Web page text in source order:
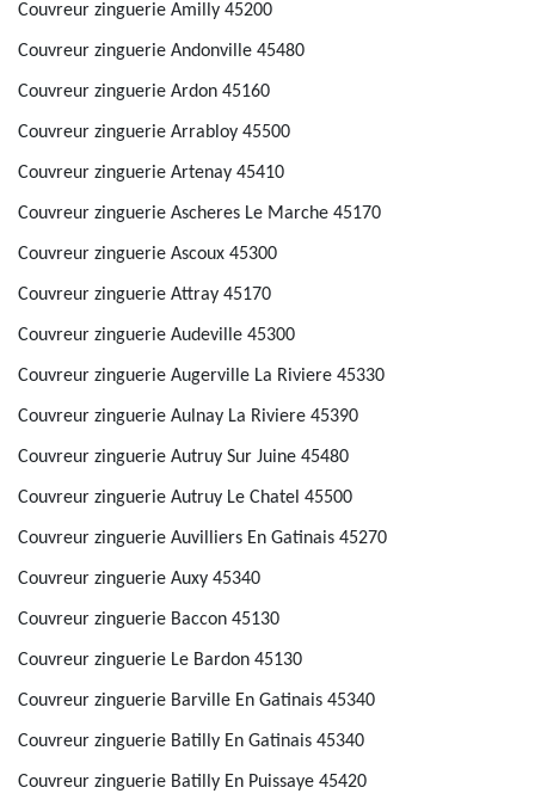
Couvreur zinguerie Amilly 45200
Couvreur zinguerie Andonville 45480
Couvreur zinguerie Ardon 45160
Couvreur zinguerie Arrabloy 45500
Couvreur zinguerie Artenay 45410
Couvreur zinguerie Ascheres Le Marche 45170
Couvreur zinguerie Ascoux 45300
Couvreur zinguerie Attray 45170
Couvreur zinguerie Audeville 45300
Couvreur zinguerie Augerville La Riviere 45330
Couvreur zinguerie Aulnay La Riviere 45390
Couvreur zinguerie Autruy Sur Juine 45480
Couvreur zinguerie Autruy Le Chatel 45500
Couvreur zinguerie Auvilliers En Gatinais 45270
Couvreur zinguerie Auxy 45340
Couvreur zinguerie Baccon 45130
Couvreur zinguerie Le Bardon 45130
Couvreur zinguerie Barville En Gatinais 45340
Couvreur zinguerie Batilly En Gatinais 45340
Couvreur zinguerie Batilly En Puissaye 45420